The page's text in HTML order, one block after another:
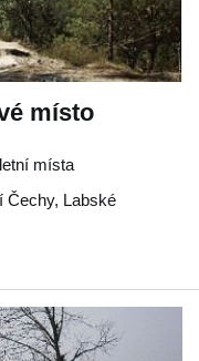
místo
místa
Čechy, Labské